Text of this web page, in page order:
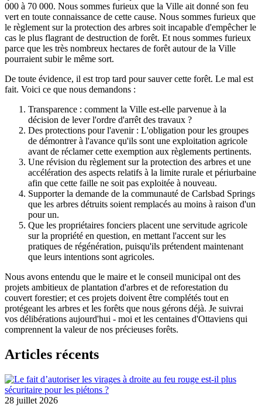
000 à 70 000. Nous sommes furieux que la Ville ait donné son feu
vert en toute connaissance de cette cause. Nous sommes furieux que
le règlement sur la protection des arbres soit incapable d'empêcher le
cas le plus flagrant de destruction de forêt. Et nous sommes furieux
parce que les très nombreux hectares de forêt autour de la Ville
pourraient subir le même sort.
De toute évidence, il est trop tard pour sauver cette forêt. Le mal est
fait. Voici ce que nous demandons :
Transparence : comment la Ville est-elle parvenue à la
décision de lever l'ordre d'arrêt des travaux ?
Des protections pour l'avenir : L'obligation pour les groupes
de démontrer à l'avance qu'ils sont une exploitation agricole
avant de réclamer cette exemption aux règlements pertinents.
Une révision du règlement sur la protection des arbres et une
accélération des aspects relatifs à la limite rurale et périurbaine
afin que cette faille ne soit pas exploitée à nouveau.
Supporter la demande de la communauté de Carlsbad Springs
que les arbres détruits soient remplacés au moins à raison d'un
pour un.
Que les propriétaires fonciers placent une servitude agricole
sur la propriété en question, en mettant l'accent sur les
pratiques de régénération, puisqu'ils prétendent maintenant
que leurs intentions sont agricoles.
Nous avons entendu que le maire et le conseil municipal ont des
projets ambitieux de plantation d'arbres et de reforestation du
couvert forestier; et ces projets doivent être complétés tout en
protégeant les arbres et les forêts que nous gérons déjà. Je suivrai
vos délibérations aujourd'hui - moi et les centaines d'Ottaviens qui
comprennent la valeur de nos précieuses forêts.
Articles récents
28 juillet 2026